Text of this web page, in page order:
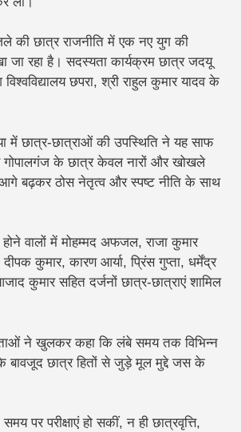
की छात्र राजनीति में एक नए युग की
रहा है। सदस्यता कार्यक्रम छात्र जदयू
छपरा, श्री राहुल कुमार यादव के
में छात्र-छात्राओं की उपस्थिति ने यह साफ
के छात्र केवल नारों और खोखले
आगे बढ़कर ठोस नेतृत्व और स्पष्ट नीति के साथ
वालों में मोहम्मद अफजल, राजा कुमार
कुमार, कारण आर्या, प्रिंस गुप्ता, धर्मेंद्र
कुमार सहित दर्जनों छात्र-छात्राएं शामिल
ने खुलकर कहा कि लंबे समय तक विभिन्न
छात्र हितों से जुड़े मूल मुद्दे जस के
समय पर परीक्षाएं हो सकीं, न ही छात्रवृत्ति,